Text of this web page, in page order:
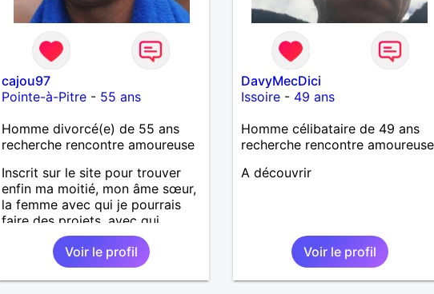
cajou97
Pointe-à-Pitre- 55 ans
Homme divorcé(e) de 55 ans
recherche rencontre amoureuse
Inscrit sur le site pour trouver
enfin ma moitié, mon âme sœur,
la femme avec qui je pourrais
faire des projets, avec qui
j'aurais envie de faire des
projets, des sorties, des
voyages et beaucoup d'autres
choses.
Voir le profil
DavyMecDici
Issoire- 49 ans
Homme célibataire de 49 ans
recherche rencontre amoureuse
A découvrir
Voir le profil